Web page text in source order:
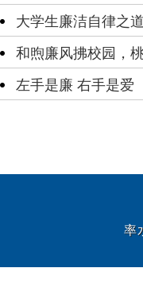
大学生廉洁自律之道
和煦廉风拂校园，
左手是廉 右手是爱
率